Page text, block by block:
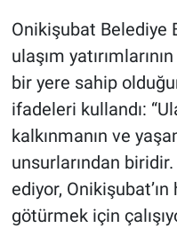
Onikişubat Belediye
ulaşım
bir yere sahip
ifadeleri kullandı:
kalkınmanın ve
unsurlarından
ediyor,
götürmek için